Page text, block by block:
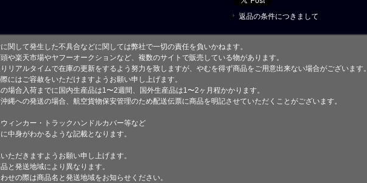
返品の条件につきまして
に関して発生した不具合などに関しては弊社で一切の責任を負いかねます。
頭や楽天市場やヤフーオークションなど、複数のサイトで販売している物があります。
りリアルタイムで在庫の更新をするよう努力を致しますが、やむを得ず商品をご用意出来ない場合がございます。
にはご容赦をいただけますようお願い申し上げます。
の場合入荷までに国内生産品は1〜2週間、国外生産品は1〜2ヶ月程かかります。
沖縄への発送の場合、航空貨物保安管理のため配送伝票に商品を明記させていただくことがございます。
ィンカー・トラックハンドルカバー等など
に中身がわかるような記載となります。
ただきますようお願い申し上げます。
と発送地域により異なります。
せの際は商品名と発送地域をお知らせください。